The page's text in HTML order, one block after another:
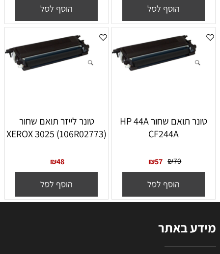
הוסף לסל הוסף לסל
‏טונר תואם שחור HP 44A
CF244A
₪70
₪57
הוסף לסל
טונר לייזר תואם שחור
(XEROX 3025 ׁ(106R02773
₪48
הוסף לסל
מידע באתר